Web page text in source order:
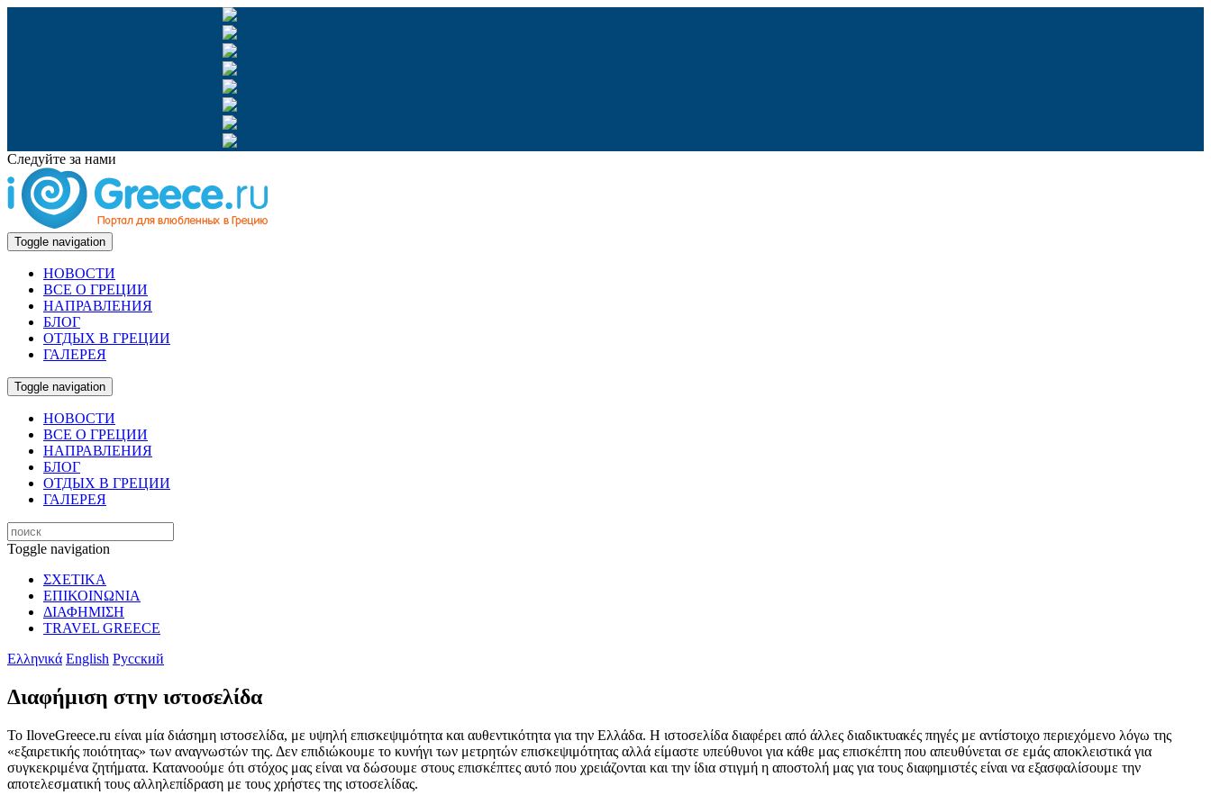
Следуйте за нами
Toggle navigation
НОВОСТИ
ВСЕ О ГРЕЦИИ
НАПРАВЛЕНИЯ
БЛОГ
ОТДЫХ В ГРЕЦИИ
ГАЛЕРЕЯ
Toggle navigation
НОВОСТИ
ВСЕ О ГРЕЦИИ
НАПРАВЛЕНИЯ
БЛОГ
ОТДЫХ В ГРЕЦИИ
ГАЛЕРЕЯ
Toggle navigation
ΣΧΕΤΙΚΑ
ΕΠΙΚΟΙΝΩΝΙΑ
ΔΙΑΦΗΜΙΣΗ
TRAVEL GREECE
Ελληνικά English Русский
Διαφήμιση στην ιστοσελίδα
Το IloveGreece.ru είναι μία διάσημη ιστοσελίδα, με υψηλή επισκεψιμότητα και αυθεντικότητα για την Ελλάδα. Η ιστοσελίδα διαφέρει από άλλες διαδικτυακές πηγές με αντίστοιχο περιεχόμενο λόγω της
«εξαιρετικής ποιότητας» των αναγνωστών της. Δεν επιδιώκουμε το κυνήγι των μετρητών επισκεψιμότητας αλλά είμαστε υπεύθυνοι για κάθε μας επισκέπτη που απευθύνεται σε εμάς αποκλειστικά για
συγκεκριμένα ζητήματα. Κατανοούμε ότι στόχος μας είναι να δώσουμε στους επισκέπτες αυτό που χρειάζονται και την ίδια στιγμή η αποστολή μας για τους διαφημιστές είναι να εξασφαλίσουμε την
αποτελεσματική τους αλληλεπίδραση με τους χρήστες της ιστοσελίδας.